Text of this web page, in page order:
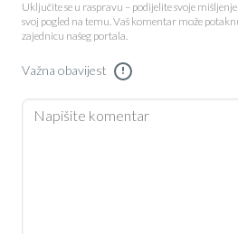
Uključite se u raspravu – podijelite svoje
svoj pogled na temu. Vaš komentar može
zajednicu našeg portala.
Važna obavijest !